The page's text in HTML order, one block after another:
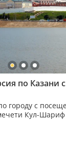
по Казани
городу с
Кул-Шариф